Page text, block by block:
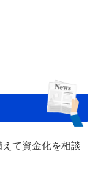
て資金化を相談